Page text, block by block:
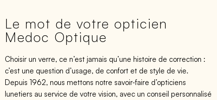
Le mot de votre opticien
Medoc Optique
Choisir un verre, ce n’est jamais qu’une histoire de correction :
c’est une question d’usage, de confort et de style de vie.
Depuis 1962, nous mettons notre savoir-faire d’opticiens
lunetiers au service de votre vision, avec un conseil personnalisé